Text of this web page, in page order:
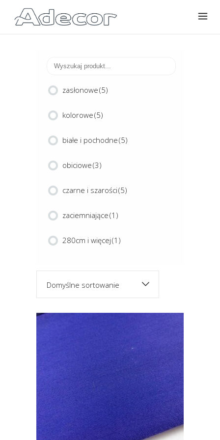
zasłonowe(5)
kolorowe(5)
białe i pochodne(5)
obiciowe(3)
czarne i szarości(5)
zaciemniające(1)
280cm i więcej(1)
Domyślne sortowanie
DUO
Ten
wiele
wariantów.
Opcje
można
wybrać
na
stronie